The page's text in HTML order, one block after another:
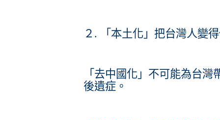
２. 「本土化」把台灣人變
「去中國化」不可能為台
後遺症。